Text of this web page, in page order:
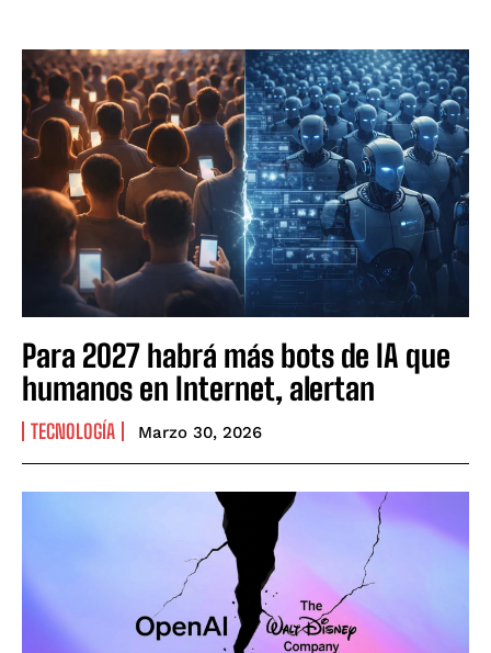
Para 2027 habrá más bots de IA que
humanos en Internet, alertan
TECNOLOGÍA Marzo 30, 2026